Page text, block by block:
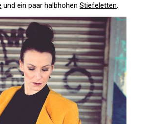
und ein paar halb­hohen Stie­fe­letten.